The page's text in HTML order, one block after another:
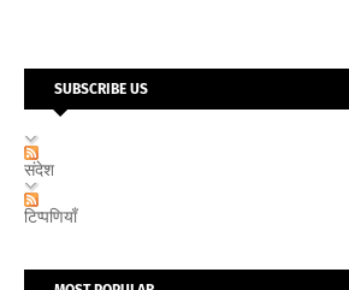
SUBSCRIBE US
संदेश
टिप्पणियाँ